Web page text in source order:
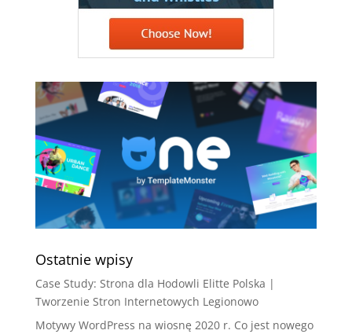
Ostatnie wpisy
Case Study: Strona dla Hodowli Elitte Polska |
Tworzenie Stron Internetowych Legionowo
Motywy WordPress na wiosnę 2020 r. Co jest nowego